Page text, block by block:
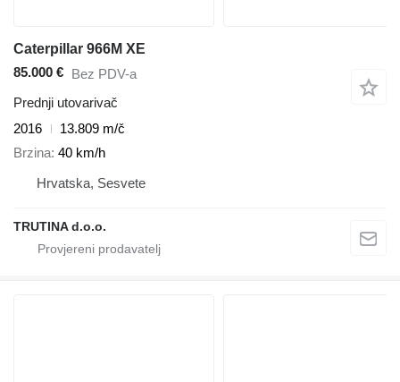
Caterpillar 966M XE
85.000 € Bez PDV-a
Prednji utovarivač
2016
13.809 m/č
Brzina 40 km/h
Hrvatska, Sesvete
TRUTINA d.o.o.